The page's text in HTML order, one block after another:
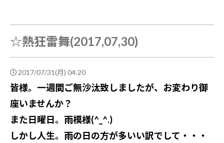
☆熱狂雷舞(2017,07,30)
2017/07/31(月) 04:20
皆様。一週間ご無沙汰致しましたが、お変わり御
座いませんか？
また日曜日。雨模様(^_^.)
しかし人生。雨の日の方が多いい訳でして・・・